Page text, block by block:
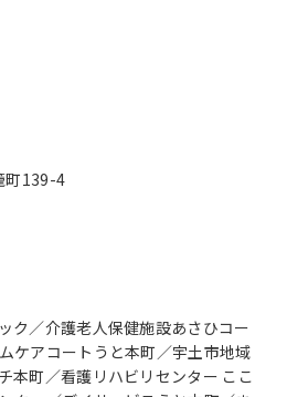
町139-4
ク／介護老人保健施設あさひコー
ケアコートうと本町／宇土市地域
本町／看護リハビリセンター ここ